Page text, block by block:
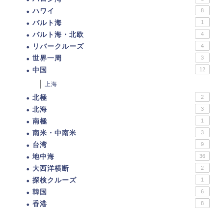
ハワイ 8
バルト海 1
バルト海・北欧 4
リバークルーズ 4
世界一周 3
中国 12
上海
北極 2
北海 3
南極 1
南米・中南米 3
台湾 9
地中海 36
大西洋横断 2
探検クルーズ 1
韓国 6
香港 8